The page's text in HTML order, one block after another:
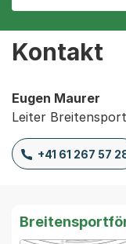
Kontakt
Eugen Maurer
Leiter
+41 61 267 57